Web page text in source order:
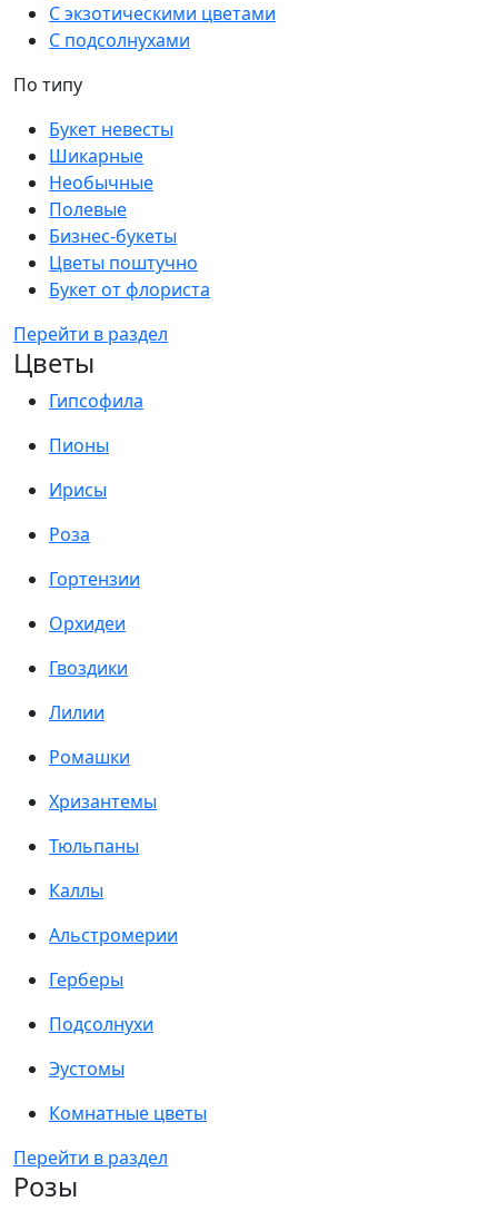
С экзотическими цветами
С подсолнухами
По типу
Букет невесты
Шикарные
Необычные
Полевые
Бизнес-букеты
Цветы поштучно
Букет от флориста
Перейти в раздел
Цветы
Гипсофила
Пионы
Ирисы
Роза
Гортензии
Орхидеи
Гвоздики
Лилии
Ромашки
Хризантемы
Тюльпаны
Каллы
Альстромерии
Герберы
Подсолнухи
Эустомы
Комнатные цветы
Перейти в раздел
Розы